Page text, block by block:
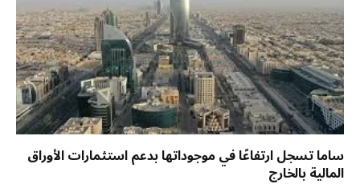
ساما تسجل ارتفاعًا في موجوداتها بدعم استثمارات الأوراق
المالية بالخارج